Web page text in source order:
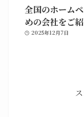
全国のホーム
めの会社をご紹
2025年12月7日